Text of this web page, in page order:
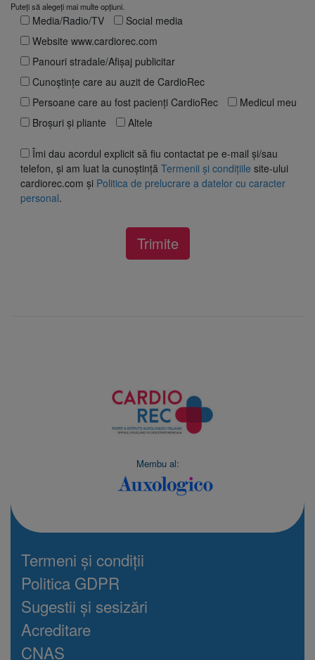
Puteți să alegeți mai multe opțiuni.
Media/Radio/TV
Social media
Website www.cardiorec.com
Panouri stradale/Afișaj publicitar
Cunoștințe care au auzit de CardioRec
Persoane care au fost pacienți CardioRec
Medicul meu
Broșuri și pliante
Altele
Îmi dau acordul explicit să fiu contactat pe e-mail și/sau
telefon, și am luat la cunoștință Termenii și condițiile site-ului
cardiorec.com și Politica de prelucrare a datelor cu caracter
personal.
Membu al:
Termeni și condiții
Politica GDPR
Sugestii și sesizări
Acreditare
CNAS